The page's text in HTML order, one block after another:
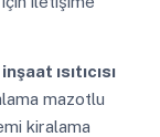
ısıtıcısı
mazotlu
kiralama